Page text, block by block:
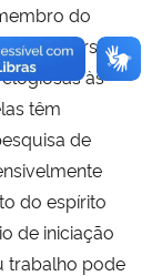
do
do Discurso
às
têm
de
do espírito
de iniciação
trabalho pode